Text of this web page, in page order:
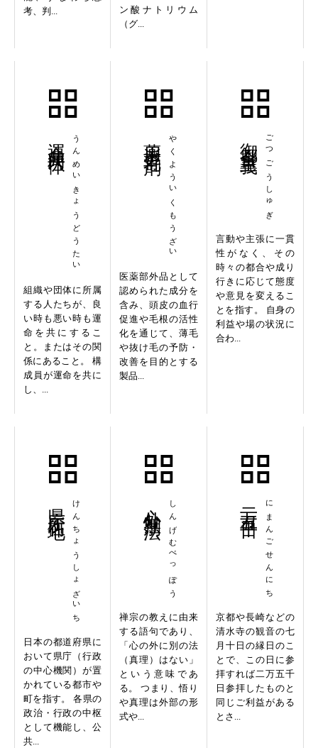
考、判...
ン酸ナトリウム
（グ...
うんめいきょうどうたい
組織や団体に所属
する人たちが、良
い時も悪い時も運
命を共にするこ
と。またはその関
係にあること。 構
成員が運命を共に
し、...
やくよういくもうざい
医薬部外品として
認められた成分を
含み、頭皮の血行
促進や毛根の活性
化を通じて、薄毛
や抜け毛の予防・
改善を目的とする
製品...
ごつごうしゅぎ
言動や主張に一貫
性がなく、その
時々の都合や成り
行きに応じて態度
や意見を変えるこ
とを指す。 自身の
利益や場の状況に
合わ...
けんちょうしょざいち
日本の都道府県に
おいて県庁（行政
の中心機関）が置
かれている都市や
町を指す。 各県の
政治・行政の中枢
として機能し、公
共...
しんげむべっぽう
禅宗の教えに由来
する語句であり、
「心の外に別の法
（真理）はない」
という意味であ
る。 つまり、悟り
や真理は外部の形
式や...
にまんごせんにち
二万五千日
京都や長崎などの
清水寺の観音の七
月十日の縁日のこ
とで、この日に参
拝すれば二万五千
日参拝したものと
同じご利益がある
とさ...